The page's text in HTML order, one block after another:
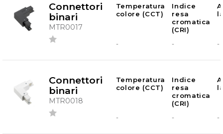
Connettori
binari
MTR0017
Temperatura
colore (CCT)
Indice
resa
cromatica
(CRI)
- - -
Connettori
binari
MTR0018
Temperatura
colore (CCT)
Indice
resa
cromatica
(CRI)
- - -